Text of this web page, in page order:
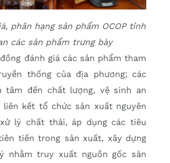
phân hạng sản phẩm OCOP tỉnh
các sản phẩm trưng bày
đánh giá các sản phẩm tham
thống của địa phương; các
tâm đến chất lượng, vệ sinh an
kết tổ chức sản xuất nguyên
lý chất thải, áp dụng các tiêu
tiến trong sản xuất, xây dựng
nhằm truy xuất nguồn gốc sản